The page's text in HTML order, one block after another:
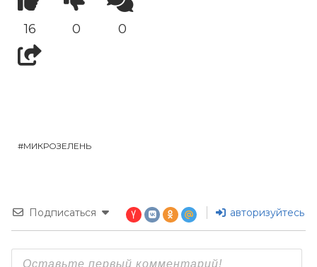
16 0 0
МИКРОЗЕЛЕНЬ
Подписаться авторизуйтесь